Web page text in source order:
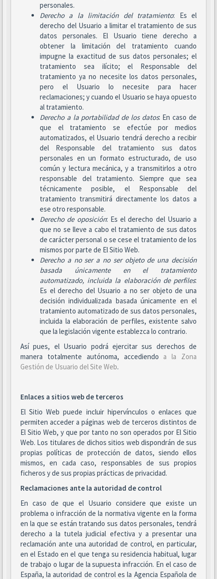
personales.
Derecho a la limitación del tratamiento: Es el
derecho del Usuario a limitar el tratamiento de sus
datos personales. El Usuario tiene derecho a
obtener la limitación del tratamiento cuando
impugne la exactitud de sus datos personales; el
tratamiento sea ilícito; el Responsable del
tratamiento ya no necesite los datos personales,
pero el Usuario lo necesite para hacer
reclamaciones; y cuando el Usuario se haya opuesto
al tratamiento.
Derecho a la portabilidad de los datos: En caso de
que el tratamiento se efectúe por medios
automatizados, el Usuario tendrá derecho a recibir
del Responsable del tratamiento sus datos
personales en un formato estructurado, de uso
común y lectura mecánica, y a transmitirlos a otro
responsable del tratamiento. Siempre que sea
técnicamente posible, el Responsable del
tratamiento transmitirá directamente los datos a
ese otro responsable.
Derecho de oposición: Es el derecho del Usuario a
que no se lleve a cabo el tratamiento de sus datos
de carácter personal o se cese el tratamiento de los
mismos por parte de El Sitio Web.
Derecho a no ser a no ser objeto de una decisión
basada únicamente en el tratamiento
automatizado, incluida la elaboración de perfiles:
Es el derecho del Usuario a no ser objeto de una
decisión individualizada basada únicamente en el
tratamiento automatizado de sus datos personales,
incluida la elaboración de perfiles, existente salvo
que la legislación vigente establezca lo contrario.
Así pues, el Usuario podrá ejercitar sus derechos de
manera totalmente autónoma, accediendo a la Zona
Gestión de Usuario del Site Web.
Enlaces a sitios web de terceros
El Sitio Web puede incluir hipervínculos o enlaces que
permiten acceder a páginas web de terceros distintos de
El Sitio Web, y que por tanto no son operados por El Sitio
Web. Los titulares de dichos sitios web dispondrán de sus
propias políticas de protección de datos, siendo ellos
mismos, en cada caso, responsables de sus propios
ficheros y de sus propias prácticas de privacidad.
Reclamaciones ante la autoridad de control
En caso de que el Usuario considere que existe un
problema o infracción de la normativa vigente en la forma
en la que se están tratando sus datos personales, tendrá
derecho a la tutela judicial efectiva y a presentar una
reclamación ante una autoridad de control, en particular,
en el Estado en el que tenga su residencia habitual, lugar
de trabajo o lugar de la supuesta infracción. En el caso de
España, la autoridad de control es la Agencia Española de